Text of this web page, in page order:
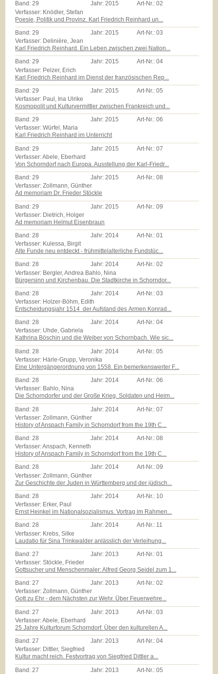
Band:29 Jahr:2015 Art-Nr.:02
Verfasser: Knödler, Stefan
Poesie, Politik und Provinz. Karl Friedrich Reinhard un...
Band:29 Jahr:2015 Art-Nr.:03
Verfasser: Delinière, Jean
Karl Friedrich Reinhard. Ein Leben zwischen zwei Nation...
Band:29 Jahr:2015 Art-Nr.:04
Verfasser: Pelzer, Erich
Karl Friedrich Reinhard im Dienst der französischen Rep...
Band: 29 Jahr: 2015 Art-Nr.:05
Verfasser: Paul, Ina Ulrike
Kosmopolit und Kulturvermittler zwischen Frankreich und...
Band:29 Jahr:2015 Art-Nr.:06
Verfasser: Würfel, Maria
Karl Friedrich Reinhard im Unterricht
Band: 29 Jahr: 2015 Art-Nr.:07
Verfasser: Abele, Eberhard
Von Schorndorf nach Europa. Ausstellung der Karl-Friedr...
Band:29 Jahr:2015 Art-Nr.:08
Verfasser: Zollmann, Günther
Ad memoriam Dr. Frieder Stöckle
Band: 29 Jahr: 2015 Art-Nr.:09
Verfasser: Dietrich, Holger
Ad memoriam Helmut Eisenbraun
Band:28 Jahr:2014 Art-Nr.:01
Verfasser: Kulessa, Birgit
Alte Funde neu entdeckt - frühmittelalterliche Fundstüc...
Band:28 Jahr:2014 Art-Nr.:02
Verfasser: Bergler, Andrea Bahlo, Nina
Bürgersinn und Kirchenbau. Die Stadtkirche in Schorndor...
Band:28 Jahr:2014 Art-Nr.:03
Verfasser: Holzer-Böhm, Edith
Entscheidungsjahr 1514  der Aufstand des Armen Konrad...
Band:28 Jahr:2014 Art-Nr.:04
Verfasser: Uhde, Gabriela
Kathrina Böschin und die Weiber von Schornbach. Wie sic...
Band: 28 Jahr: 2014 Art-Nr.:05
Verfasser: Härle-Grupp, Veronika
Eine Untergängerordnung von 1558. Ein bemerkenswerter F...
Band:28 Jahr:2014 Art-Nr.:06
Verfasser: Bahlo, Nina
Die Schorndorfer und der Große Krieg. Soldaten und Heim...
Band: 28 Jahr: 2014 Art-Nr.:07
Verfasser: Zollmann, Günther
History of Anspach Family in Schorndorf from the 19th C...
Band:28 Jahr:2014 Art-Nr.:08
Verfasser: Anspach, Kenneth
History of Anspach Family in Schorndorf from the 19th C...
Band:28 Jahr:2014 Art-Nr.:09
Verfasser: Zollmann, Günther
Zur Geschichte der Juden in Württemberg und der jüdisch...
Band:28 Jahr:2014 Art-Nr.: 10
Verfasser: Erker, Paul
Ernst Heinkel im Nationalsozialismus. Vortrag im Rahmen...
Band:28 Jahr:2014 Art-Nr.: 11
Verfasser: Krebs, Silke
Laudatio für Sina Trinkwalder anlässlich der Verleihung...
Band: 27 Jahr: 2013 Art-Nr.:01
Verfasser: Stöckle, Frieder
Gottsucher und Menschenmaler: Alfred Georg Seidel zum 1...
Band:27 Jahr:2013 Art-Nr.:02
Verfasser: Zollmann, Günther
Gott zu Ehr - dem Nächsten zur Wehr. Über Feuerwehre...
Band: 27 Jahr: 2013 Art-Nr.:03
Verfasser: Abele, Eberhard
25 Jahre Kulturforum Schorndorf. Über den kulturellen A...
Band:27 Jahr:2013 Art-Nr.:04
Verfasser: Dittler, Siegfried
Kultur macht reich. Festvortrag von Siegfried Dittler a...
Band: 27 Jahr: 2013 Art-Nr.:05